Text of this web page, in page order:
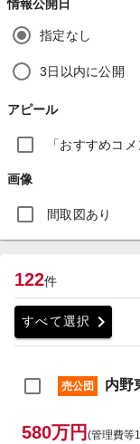
情報公開日
指定なし
3日以内に公開
アピール
「おすすめコ
画像
間取図あり
122件
すべて選択 chevron_right
売公団 内野
580万円 (管理費等